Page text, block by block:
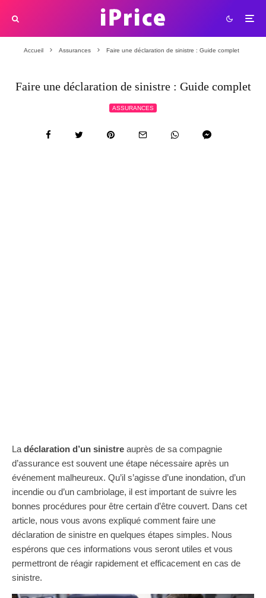
Accueil Assurances Faire une déclaration de sinistre : Guide complet
Faire une déclaration de sinistre : Guide complet
ASSURANCES
La déclaration d’un sinistre auprès de sa compagnie
d’assurance est souvent une étape nécessaire après un
événement malheureux. Qu’il s’agisse d’une inondation, d’un
incendie ou d’un cambriolage, il est important de suivre les
bonnes procédures pour être certain d’être couvert. Dans cet
article, nous vous avons expliqué comment faire une
déclaration de sinistre en quelques étapes simples. Nous
espérons que ces informations vous seront utiles et vous
permettront de réagir rapidement et efficacement en cas de
sinistre.